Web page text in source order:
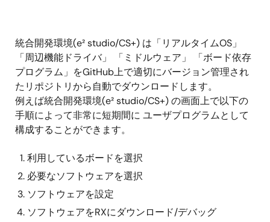
統合開発環境(e² studio/CS+) は「リアルタイムOS」
「周辺機能ドライバ」 「ミドルウェア」 「ボード依存
プログラム」をGitHub上で適切にバージョン管理され
たリポジトリから自動でダウンロードします。
例えば統合開発環境(e² studio/CS+) の画面上で以下の
手順によって非常に短期間に ユーザプログラムとして
構成することができます。
利用しているボードを選択
必要なソフトウェアを選択
ソフトウェアを設定
ソフトウェアをRXにダウンロード/デバッグ